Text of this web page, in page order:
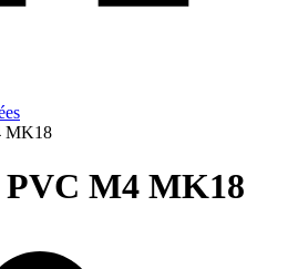
MK18
M4 MK18